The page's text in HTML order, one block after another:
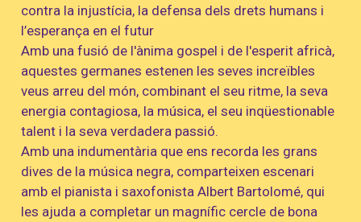
contra la injustícia, la defensa dels drets humans i
l’esperança en el futur
Amb una fusió de l'ànima gospel i de l'esperit africà,
aquestes germanes estenen les seves increïbles
veus arreu del món, combinant el seu ritme, la seva
energia contagiosa, la música, el seu inqüestionable
talent i la seva verdadera passió.
Amb una indumentària que ens recorda les grans
dives de la música negra, comparteixen escenari
amb el pianista i saxofonista Albert Bartolomé, qui
les ajuda a completar un magnífic cercle de bona